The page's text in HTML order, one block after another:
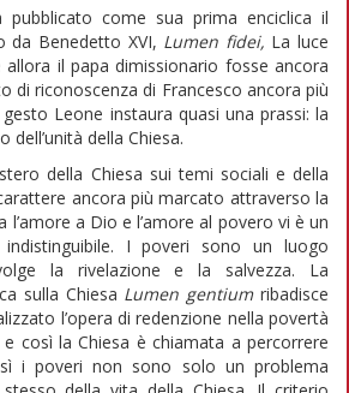
pubblicato come sua prima enciclica il
da Benedetto XVI, Lumen fidei, La luce
allora il papa dimissionario fosse ancora
di riconoscenza di Francesco ancora più
Leone instaura quasi una prassi: la
della Chiesa.
della Chiesa sui temi sociali e della
ancora più marcato attraverso la
l’amore a Dio e l’amore al povero vi è un
I poveri sono un luogo
la rivelazione e la salvezza. La
sulla Chiesa Lumen gentiumribadisce
l’opera di redenzione nella povertà
così la Chiesa è chiamata a percorrere
i poveri non sono solo un problema